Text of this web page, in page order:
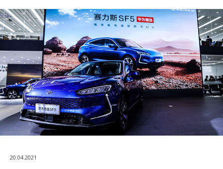
20.04.2021